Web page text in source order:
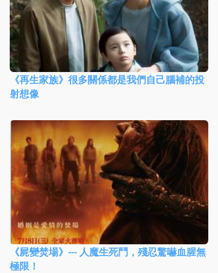
《再生家族》很多關係都是我們自己腦補的投
射想像
《屍變焚場》--- 人魔生死鬥，殘忍驚嚇血腥無
極限！